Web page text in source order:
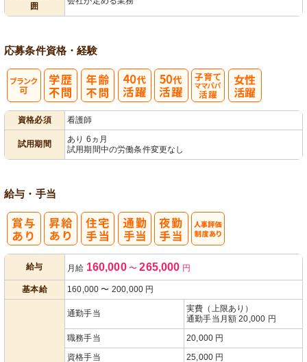
囲
応募条件資格・経験
資格必須 看護師
試用期間
あり 6ヵ月
試用期間中の労働条件変更なし
給与・手当
給与 月給 160,000 〜 265,000 円
基本給 160,000 〜 200,000 円
通勤手当
実費（上限あり）
通勤手当月額 20,000 円
職務手当
20,000 円
資格手当
25,000 円